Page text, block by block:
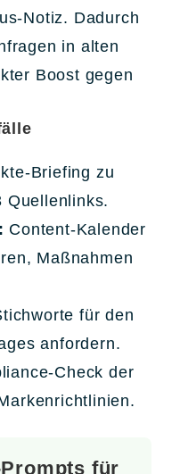
Notiz. Dadurch
in alten
Boost gegen
Briefing zu
Quellenlinks.
Content-Kalender
Maßnahmen
für den
anfordern.
Check der
für